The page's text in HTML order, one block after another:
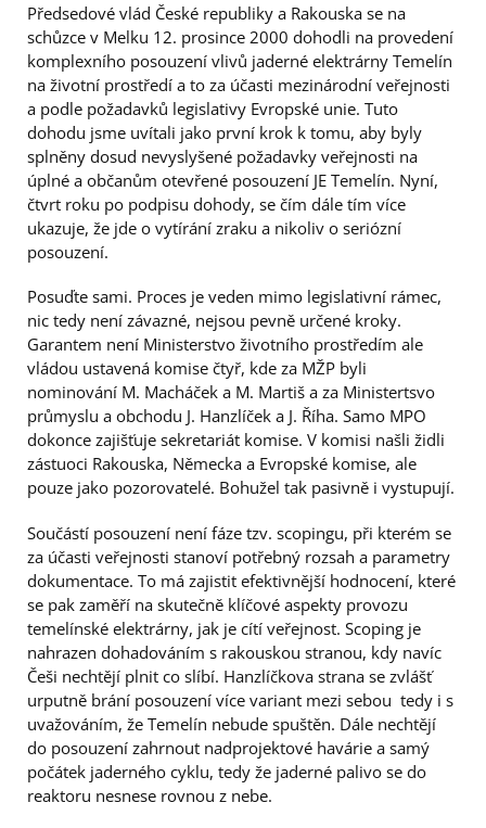
Předsedové vlád České republiky a Rakouska se na
schůzce v Melku 12. prosince 2000 dohodli na provedení
komplexního posouzení vlivů jaderné elektrárny Temelín
na životní prostředí a to za účasti mezinárodní veřejnosti
a podle požadavků legislativy Evropské unie. Tuto
dohodu jsme uvítali jako první krok k tomu, aby byly
splněny dosud nevyslyšené požadavky veřejnosti na
úplné a občanům otevřené posouzení JE Temelín. Nyní,
čtvrt roku po podpisu dohody, se čím dále tím více
ukazuje, že jde o vytírání zraku a nikoliv o seriózní
posouzení.
Posuďte sami. Proces je veden mimo legislativní rámec,
nic tedy není závazné, nejsou pevně určené kroky.
Garantem není Ministerstvo životního prostředím ale
vládou ustavená komise čtyř, kde za MŽP byli
nominování M. Macháček a M. Martiš a za Ministertsvo
průmyslu a obchodu J. Hanzlíček a J. Říha. Samo MPO
dokonce zajišťuje sekretariát komise. V komisi našli židli
zástuoci Rakouska, Německa a Evropské komise, ale
pouze jako pozorovatelé. Bohužel tak pasivně i vystupují.
Součástí posouzení není fáze tzv. scopingu, při kterém se
za účasti veřejnosti stanoví potřebný rozsah a parametry
dokumentace. To má zajistit efektivnější hodnocení, které
se pak zaměří na skutečně klíčové aspekty provozu
temelínské elektrárny, jak je cítí veřejnost. Scoping je
nahrazen dohadováním s rakouskou stranou, kdy navíc
Češi nechtějí plnit co slíbí. Hanzlíčkova strana se zvlášť
urputně brání posouzení více variant mezi sebou  tedy i s
uvažováním, že Temelín nebude spuštěn. Dále nechtějí
do posouzení zahrnout nadprojektové havárie a samý
počátek jaderného cyklu, tedy že jaderné palivo se do
reaktoru nesnese rovnou z nebe.